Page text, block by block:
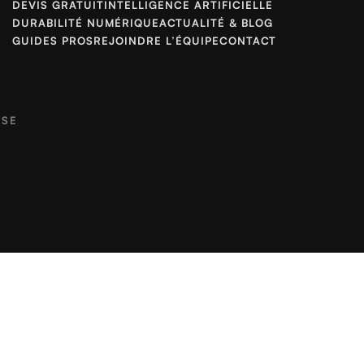
DEVIS GRATUITINTELLIGENCE ARTIFICIELLE
DURABILITÉ NUMÉRIQUEACTUALITÉ & BLOG
GUIDES PROSREJOINDRE L’ÉQUIPECONTACT